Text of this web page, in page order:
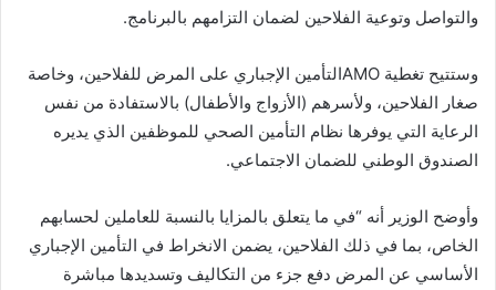
والتواصل وتوعية الفلاحين لضمان التزامهم بالبرنامج.
وستتيح تغطية AMOالتأمين الإجباري على المرض للفلاحين، وخاصة
صغار الفلاحين، ولأسرهم (الأزواج والأطفال) بالاستفادة من نفس
الرعاية التي يوفرها نظام التأمين الصحي للموظفين الذي يديره
الصندوق الوطني للضمان الاجتماعي.
وأوضح الوزير أنه “في ما يتعلق بالمزايا بالنسبة للعاملين لحسابهم
الخاص، بما في ذلك الفلاحين، يضمن الانخراط في التأمين الإجباري
الأساسي عن المرض دفع جزء من التكاليف وتسديدها مباشرة